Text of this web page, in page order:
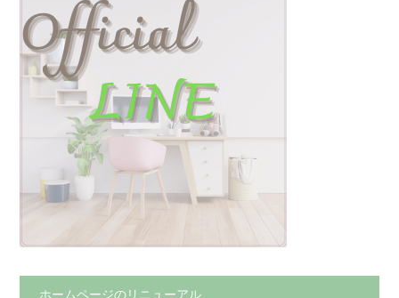
ホームページのリニューアル